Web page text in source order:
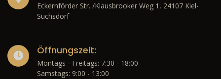
Eckernförder Str. /Klausbrooker Weg 1, 24107 Kiel-
Suchsdorf
Öffnungszeit:
Montags - Freitags: 7:30 - 18:00
Samstags: 9:00 - 13:00